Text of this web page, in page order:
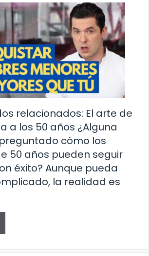
relacionados: El arte de
a los 50 años ¿Alguna
cómo los
50 años pueden seguir
éxito? Aunque pueda
la realidad es